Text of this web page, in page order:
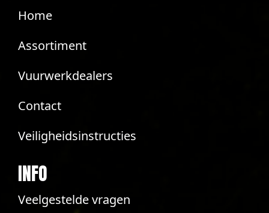
Home
Assortiment
Vuurwerkdealers
Contact
Veiligheidsinstructies
INFO
Veelgestelde vragen